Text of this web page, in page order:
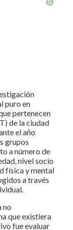
puro en
pertenecen
de la ciudad
el año
grupos
a número de
nivel socio
física y mental
a través
no
que existiera
fue evaluar